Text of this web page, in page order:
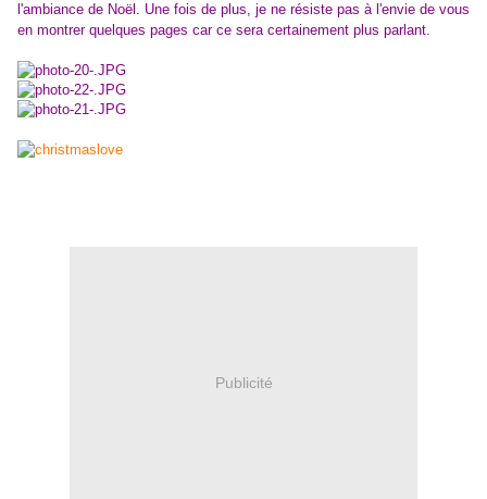
l'ambiance de Noël. Une fois de plus, je ne résiste pas à l'envie de vous
en montrer quelques pages car ce sera certainement plus parlant.
Publicité